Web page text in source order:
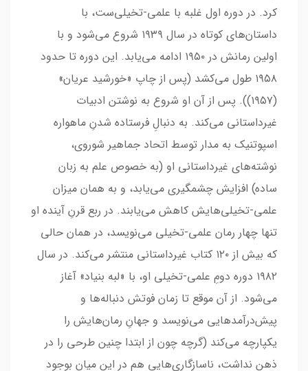
کرد. در دوره اول غلبه با علمی-تخیلی‌ست، با
داستان‌های کوتاه در سال ۱۹۳۹ شروع می‌شود و با
اولین رمانش در ۱۹۵۰ ادامه می‌یابد. این دوره تا حدود
۱۹۵۸ طول می‌کشد (پس از چاپ «خورشید عریان»
(۱۹۵۷)). پس از آن او شروع به نوشتن ادبیات
غیرداستانی می‌کند. به دنبالِ فرستاده شدنِ ماهواره
اسپوتنیک به مدار توسط اتحاد جماهیر شوروی،
نوشته‌های غیرداستانی او (به خصوص علم به زبان
ساده) افزایش چشمگیری می‌یابد، و به همان میزان
علمی-تخیلی‌هایش کاهش می‌یابند. در ربع قرنِ آینده او
تنها چهار رمان علمی-تخیلی می‌نویسد، در همان حالی
که بیش از ۱۲۰ کتاب غیرداستانی منتشر می‌کند. در سال
۱۹۸۲ دوره دومِ علمی-تخیلی او، با «لبه بنیاد» آغاز
می‌شود. از آن موقع تا زمان فوتش دنباله‌ها و
پیش‌درآمدهایی می‌نویسد و جهانِ رمان‌هایش را
یکپارچه می‌کند (گرچه چون از ابتدا چنین طرحی را در
ذهن نداشت، ناسازگاری‌هایی هم در این میان بوجود